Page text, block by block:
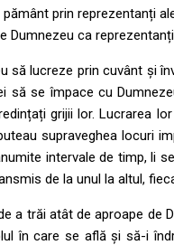
1
prin reprezentanți
Dumnezeu ca
lucreze prin cuvânt și
se împace cu
grijii lor. Lucrarea
supraveghea locuri
intervale de timp, li
de la unul la altul,
a trăi atât de aproape
în care se află și să-i